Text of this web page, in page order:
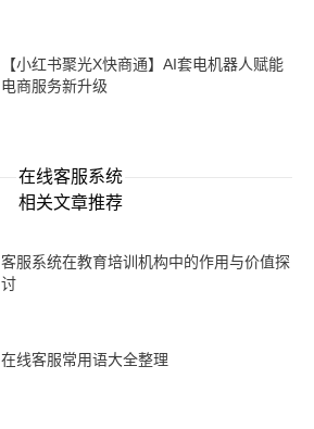
【小红书聚光X快商通】AI套电机器人赋能
电商服务新升级
在线客服系统
相关文章推荐
客服系统在教育培训机构中的作用与价值探
讨
在线客服常用语大全整理